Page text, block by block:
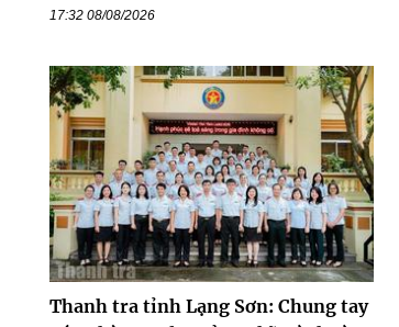
17:32 08/08/2026
Thanh tra tỉnh Lạng Sơn: Chung tay